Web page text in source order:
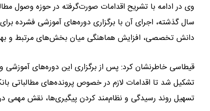
وی در ادامه با تشریح اقدامات صورت‌گرفته در حوزه وصول
سال گذشته، اجرای آن با برگزاری دوره‌های آموزشی فشرده
دانش تخصصی، افزایش هماهنگی میان بخش‌های مرتبط و بهبود
قیطاسی خاطرنشان کرد: پس از برگزاری این دوره‌های
تشکیل شد تا اقدامات لازم در خصوص پرونده‌های مطالباتی
تسهیل روند رسیدگی و نظام‌مند کردن پیگیری‌ها، نقش مهمی